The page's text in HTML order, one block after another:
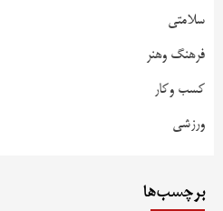
سلامتی
فرهنگ وهنر
کسب وکار
ورزشی
برچسب‌ها